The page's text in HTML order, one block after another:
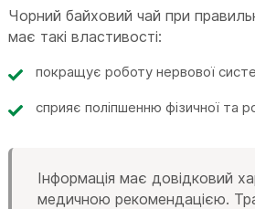
Чорний байховий чай при
має такі властивості:
покращує роботу нервової
сприяє поліпшенню фізичної та
Інформація має довідковий
медичною рекомендацією.